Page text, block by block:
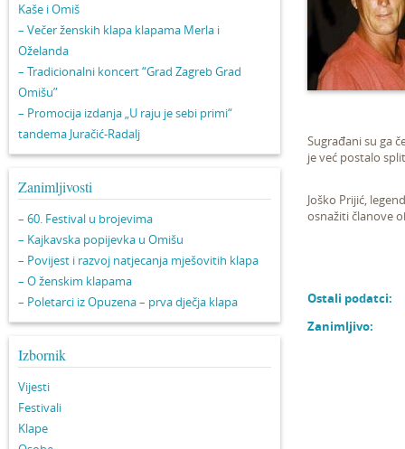
Kaše i Omiš
– Večer ženskih klapa klapama Merla i
Oželanda
– Tradicionalni koncert “Grad Zagreb Grad
Omišu”
– Promocija izdanja „U raju je sebi primi“
tandema Juračić-Radalj
Zanimljivosti
– 60. Festival u brojevima
– Kajkavska popijevka u Omišu
– Povijest i razvoj natjecanja mješovitih klapa
– O ženskim klapama
– Poletarci iz Opuzena – prva dječja klapa
Izbornik
Vijesti
Festivali
Klape
Sugrađani su ga
je već postalo
Joško Prijić,
osnažiti članove
Ostali podatci:
Zanimljivo: